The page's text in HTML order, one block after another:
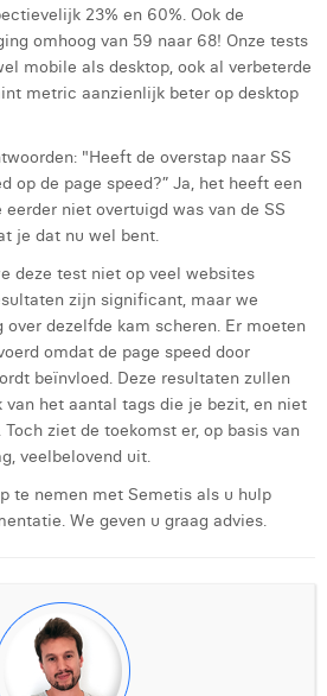
23% en 60%. Ook de
omhoog van 59 naar 68! Onze tests
mobile als desktop, ook al verbeterde
metric aanzienlijk beter op desktop
"Heeft de overstap naar SS
op de page speed?” Ja, het heeft een
niet overtuigd was van de SS
je dat nu wel bent.
deze test niet op veel websites
zijn significant, maar we
dezelfde kam scheren. Er moeten
omdat de page speed door
beïnvloed. Deze resultaten zullen
het aantal tags die je bezit, en niet
ziet de toekomst er, op basis van
veelbelovend uit.
te nemen met Semetis als u hulp
We geven u graag advies.